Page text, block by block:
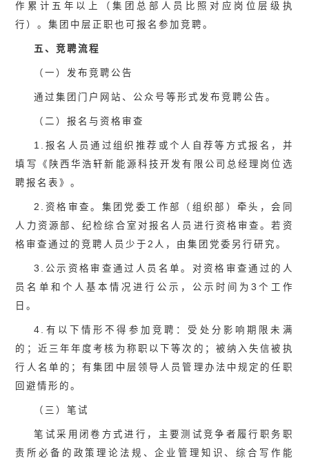
作累计五年以上（集团总部人员比照对应岗位层级执
行）。集团中层正职也可报名参加竞聘。
五、竞聘流程
（一）发布竞聘公告
通过集团门户网站、公众号等形式发布竞聘公告。
（二）报名与资格审查
1.报名人员通过组织推荐或个人自荐等方式报名，并
填写《陕西华浩轩新能源科技开发有限公司总经理岗位选
聘报名表》。
2.资格审查。集团党委工作部（组织部）牵头，会同
人力资源部、纪检综合室对报名人员进行资格审查。若资
格审查通过的竞聘人员少于2人，由集团党委另行研究。
3.公示资格审查通过人员名单。对资格审查通过的人
员名单和个人基本情况进行公示，公示时间为3个工作
日。
4.有以下情形不得参加竞聘：受处分影响期限未满
的；近三年年度考核为称职以下等次的；被纳入失信被执
行人名单的；有集团中层领导人员管理办法中规定的任职
回避情形的。
（三）笔试
笔试采用闭卷方式进行，主要测试竞争者履行职务职
责所必备的政策理论法规、企业管理知识、综合写作能